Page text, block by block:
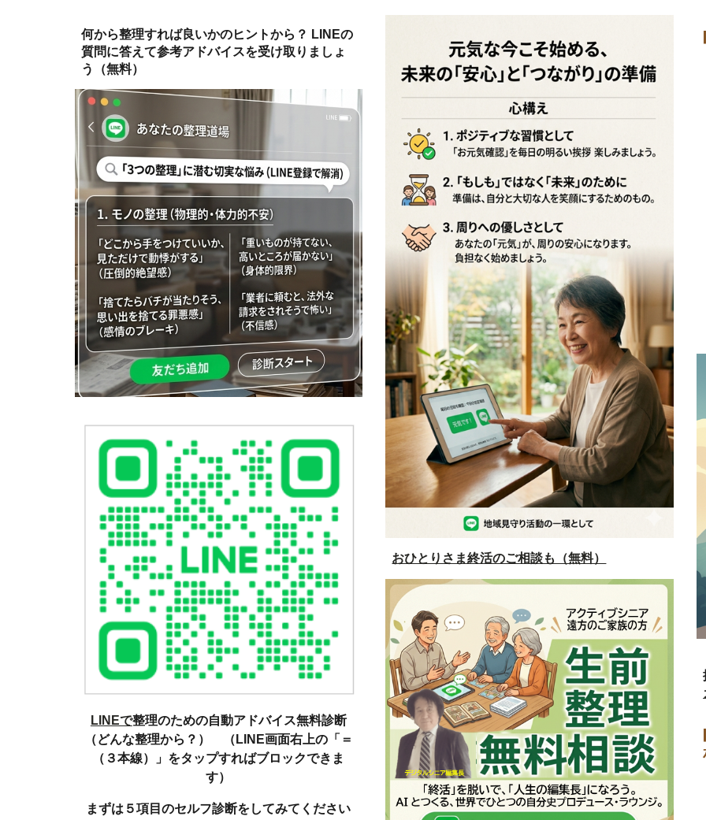
何から整理すれば良いかのヒントから？ LINEの
質問に答えて参考アドバイスを受け取りましょ
う（無料）
LINEで整理のための自動アドバイス無料診断
（どんな整理から？） （LINE画面右上の「＝
（３本線）」をタップすればブロックできま
す）
まずは５項目のセルフ診断をしてみてください
おひとりさま終活のご相談も（無料）